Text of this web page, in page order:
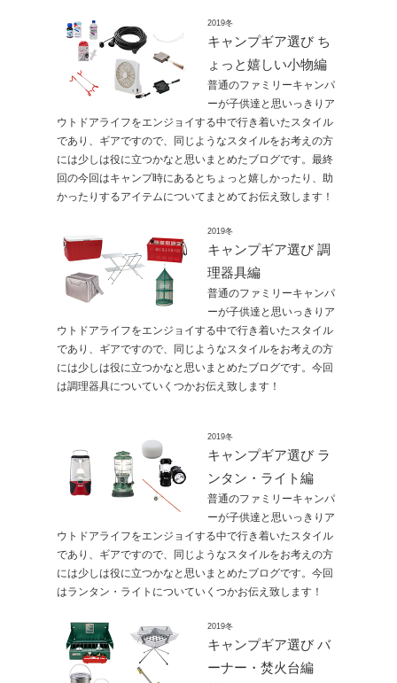
2019冬
キャンプギア選び ち
ょっと嬉しい小物編
普通のファミリーキャンパ
ーが子供達と思いっきりア
ウトドアライフをエンジョイする中で行き着いたスタイル
であり、ギアですので、同じようなスタイルをお考えの方
には少しは役に立つかなと思いまとめたブログです。最終
回の今回はキャンプ時にあるとちょっと嬉しかったり、助
かったりするアイテムについてまとめてお伝え致します！
2019冬
キャンプギア選び 調
理器具編
普通のファミリーキャンパ
ーが子供達と思いっきりア
ウトドアライフをエンジョイする中で行き着いたスタイル
であり、ギアですので、同じようなスタイルをお考えの方
には少しは役に立つかなと思いまとめたブログです。今回
は調理器具についていくつかお伝え致します！
2019冬
キャンプギア選び ラ
ンタン・ライト編
普通のファミリーキャンパ
ーが子供達と思いっきりア
ウトドアライフをエンジョイする中で行き着いたスタイル
であり、ギアですので、同じようなスタイルをお考えの方
には少しは役に立つかなと思いまとめたブログです。今回
はランタン・ライトについていくつかお伝え致します！
2019冬
キャンプギア選び バ
ーナー・焚火台編